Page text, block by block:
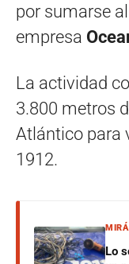
por sumarse
empresa
La actividad
3.800 metros
Atlántico para
1912.
Lo